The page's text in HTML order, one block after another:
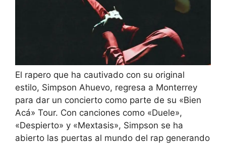
El rapero que ha cautivado con su original
estilo, Simpson Ahuevo, regresa a Monterrey
para dar un concierto como parte de su «Bien
Acá» Tour. Con canciones como «Duele»,
«Despierto» y «Mextasis», Simpson se ha
abierto las puertas al mundo del rap generando